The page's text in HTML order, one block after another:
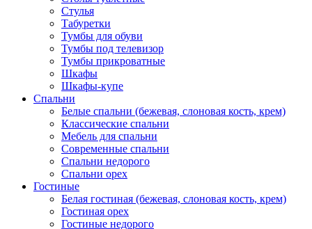
Стулья
Табуретки
Тумбы для обуви
Тумбы под телевизор
Тумбы прикроватные
Шкафы
Шкафы-купе
Спальни
Белые спальни (бежевая, слоновая кость, крем)
Классические спальни
Мебель для спальни
Современные спальни
Спальни недорого
Спальни орех
Гостиные
Белая гостиная (бежевая, слоновая кость, крем)
Гостиная орех
Гостиные недорого